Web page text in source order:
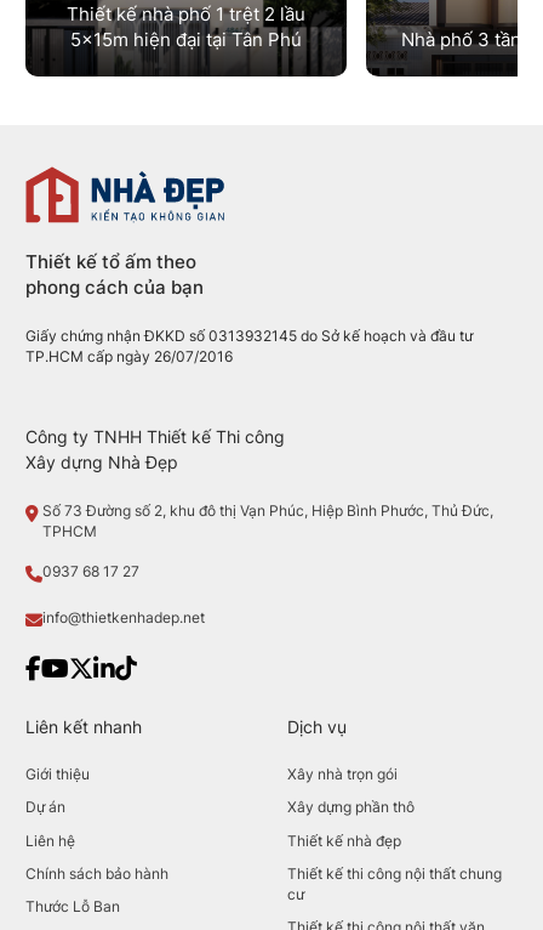
Thiết kế nhà phố 1 trệt 2 lầu
5x15m hiện đại tại Tân Phú
hiện đại tại Tân Phú
Chủ đầu tư
Quy mô
Nhà phố 3 tầng
Thiết kế tổ ấm theo
phong cách của bạn
Giấy chứng nhận ĐKKD số 0313932145 do Sở kế hoạch và đầu tư
TP.HCM cấp ngày 26/07/2016
Công ty TNHH Thiết kế Thi công
Xây dựng Nhà Đẹp
Số 73 Đường số 2, khu đô thị Vạn Phúc, Hiệp Bình Phước, Thủ Đức,
TPHCM
0937 68 17 27
info@thietkenhadep.net
Liên kết nhanh
Giới thiệu
Dự án
Liên hệ
Chính sách bảo hành
Thước Lỗ Ban
Dịch vụ
Xây nhà trọn gói
Xây dựng phần thô
Thiết kế nhà đẹp
Thiết kế thi công nội thất chung
cư